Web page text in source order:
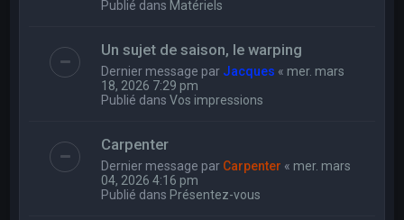
Publié dans Matériels
Un sujet de saison, le warping
Dernier message par Jacques « mer. mars
18, 2026 7:29 pm
Publié dansVos impressions
Carpenter
Dernier message par Carpenter « mer. mars
04, 2026 4:16 pm
Publié dans Présentez-vous